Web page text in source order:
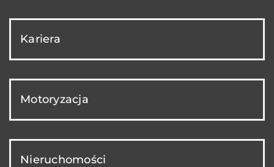
Kariera
Motoryzacja
Nieruchomości